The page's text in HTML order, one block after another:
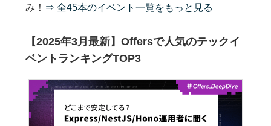
み！ ⇒ 全45本のイベント一覧をもっと見る
【2025年3月最新】Offersで人気のテックイ
ベントランキングTOP3